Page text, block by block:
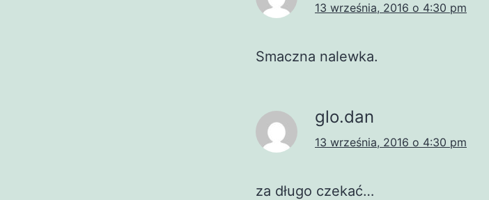
13 września, 2016 o 4:30 pm
Smaczna nalewka.
glo.dan
13 września, 2016 o 4:30 pm
za długo czekać…